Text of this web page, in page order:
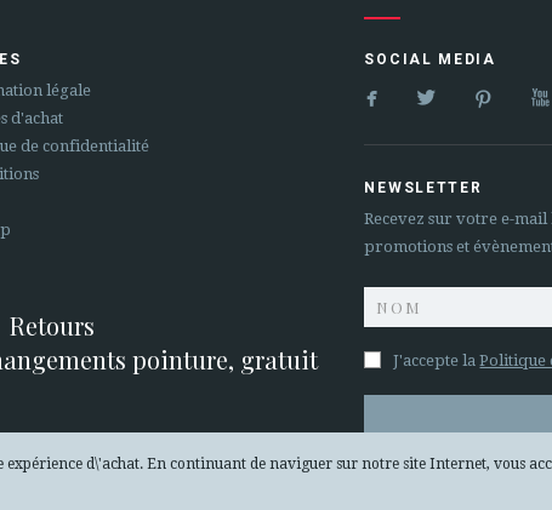
légale
d'achat
de confidentialité
Retours
pointure, gratuit
SOCIAL MEDIA
   
NEWSLETTER
Recevez sur votre e-
promotions et
J'accepte laPolitique
d\'achat. En continuant de naviguer sur notre site Internet, vous